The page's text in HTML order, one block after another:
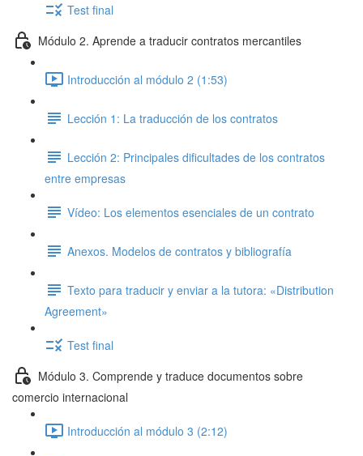
Test final
Módulo 2. Aprende a traducir contratos mercantiles
Introducción al módulo 2 (1:53)
Lección 1: La traducción de los contratos
Lección 2: Principales dificultades de los contratos
entre empresas
Vídeo: Los elementos esenciales de un contrato
Anexos. Modelos de contratos y bibliografía
Texto para traducir y enviar a la tutora: «Distribution
Agreement»
Test final
Módulo 3. Comprende y traduce documentos sobre
comercio internacional
Introducción al módulo 3 (2:12)